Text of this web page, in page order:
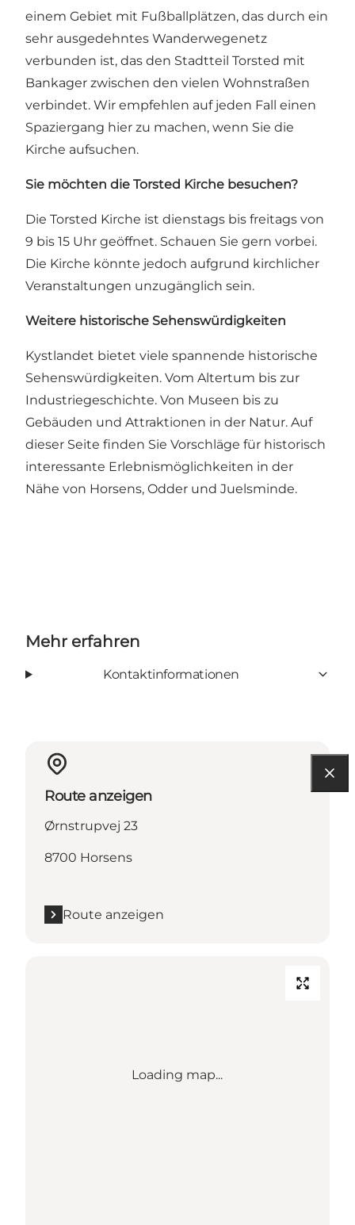
einem Gebiet mit Fußballplätzen, das durch ein
sehr ausgedehntes Wanderwegenetz
verbunden ist, das den Stadtteil Torsted mit
Bankager zwischen den vielen Wohnstraßen
verbindet. Wir empfehlen auf jeden Fall einen
Spaziergang hier zu machen, wenn Sie die
Kirche aufsuchen.
Sie möchten die Torsted Kirche besuchen?
Die Torsted Kirche ist dienstags bis freitags von
9 bis 15 Uhr geöffnet. Schauen Sie gern vorbei.
Die Kirche könnte jedoch aufgrund kirchlicher
Veranstaltungen unzugänglich sein.
Weitere historische Sehenswürdigkeiten
Kystlandet bietet viele spannende historische
Sehenswürdigkeiten. Vom Altertum bis zur
Industriegeschichte. Von Museen bis zu
Gebäuden und Attraktionen in der Natur. Auf
dieser Seite finden Sie Vorschläge für historisch
interessante Erlebnismöglichkeiten in der
Nähe von Horsens, Odder und Juelsminde.
Mehr erfahren
Kontaktinformationen
Route anzeigen
Ørnstrupvej 23
8700 Horsens
Route anzeigen
Loading map...